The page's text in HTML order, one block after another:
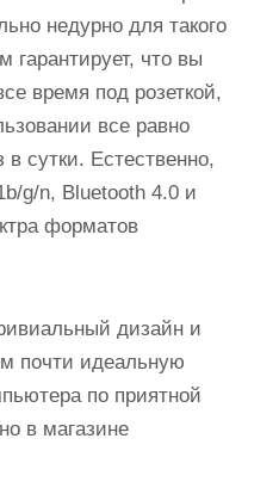
недурно для такого
гарантирует, что вы
время под розеткой,
все равно
в сутки. Естественно,
g/n, Bluetooth 4.0 и
форматов
дизайн и
почти идеальную
по приятной
в магазине